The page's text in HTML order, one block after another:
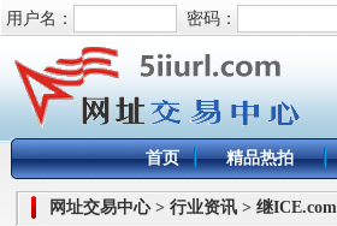
用户名： 密码：
首页 精品热拍
网址交易中心 > 行业资讯 > 继